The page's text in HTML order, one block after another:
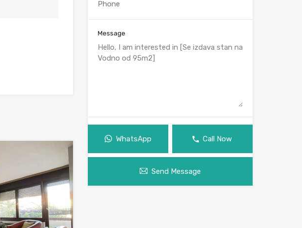
Message
WhatsApp Call Now
Send Message